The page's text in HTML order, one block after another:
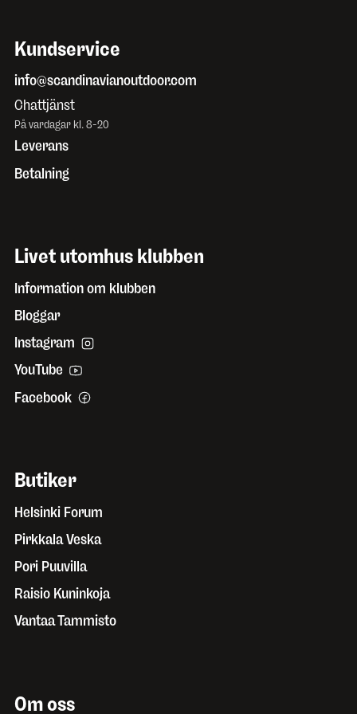
Kundservice
info@scandinavianoutdoor.com
Chattjänst
På vardagar kl. 8-20
Leverans
Betalning
Livet utomhus klubben
Information om klubben
Bloggar
Instagram
YouTube
Facebook
Butiker
Helsinki Forum
Pirkkala Veska
Pori Puuvilla
Raisio Kuninkoja
Vantaa Tammisto
Om oss